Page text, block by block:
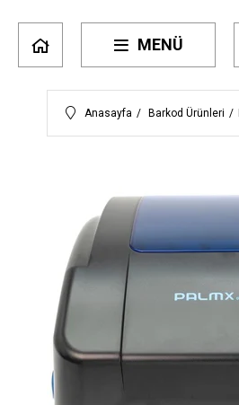
MENÜ
Anasayfa Barkod Ürünleri